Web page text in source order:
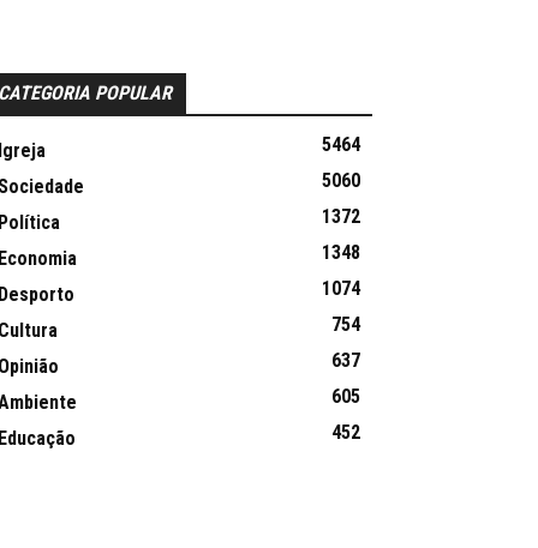
CATEGORIA POPULAR
Igreja
5464
Sociedade
5060
Política
1372
Economia
1348
Desporto
1074
Cultura
754
Opinião
637
605
Educação
452